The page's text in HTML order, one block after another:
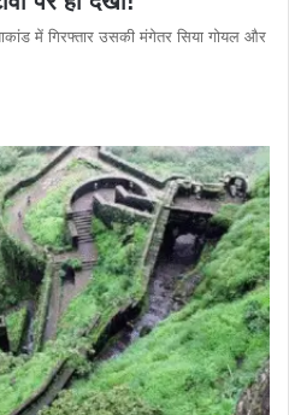
में गिरफ्तार उसकी मंगेतर सिया गोयल और